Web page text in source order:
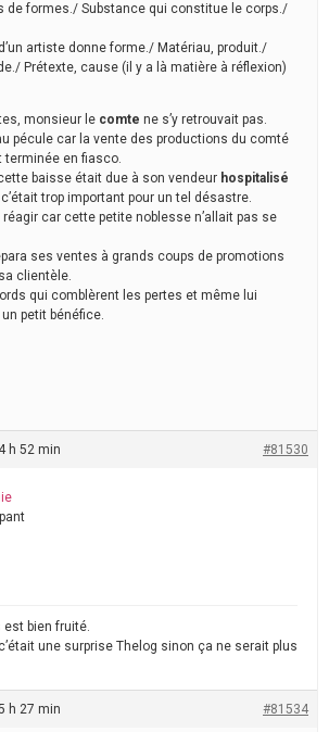
de formes./ Substance qui constitue le corps./
artiste donne forme./ Matériau, produit./
Prétexte, cause (il y a là matière à réflexion)
monsieur le comte ne s’y retrouvait pas.
pécule car la vente des productions du comté
terminée en fiasco.
cette baisse était due à son vendeur hospitalisé
trop important pour un tel désastre.
réagir car cette petite noblesse n’allait pas se
ses ventes à grands coups de promotions
clientèle.
qui comblèrent les pertes et même lui
petit bénéfice.
h 52 min #81530
est bien fruité.
une surprise Thelog sinon ça ne serait plus
h 27 min #81534